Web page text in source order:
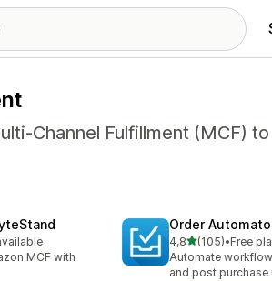
Channel Fulfillment (MCF)
MCF with
Order
4,8stelle su 5
(105)
105 recensioni
•Free
Automate
and post purchase